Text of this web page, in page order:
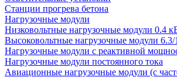
Станции прогрева бетона
Нагрузочные модули
Низковольтные нагрузочные модули 0.4
Высоковольтные нагрузочные модули
Нагрузочные модули с реактивной
Нагрузочные модули постоянного тока
Авиационные нагрузочные модули (с